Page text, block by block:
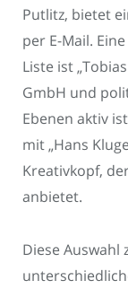
Putlitz, bietet
per E-Mail.
Liste ist
GmbH und
Ebenen aktiv
mit „Hans
Kreativkopf,
anbietet.
Diese Auswahl